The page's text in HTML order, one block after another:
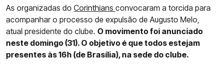
As organizadas do Corinthians convocaram a torcida para
acompanhar o processo de expulsão de Augusto Melo,
atual presidente do clube. O movimento foi anunciado
neste domingo (31). O objetivo é que todos estejam
presentes às 16h (de Brasília), na sede do clube.